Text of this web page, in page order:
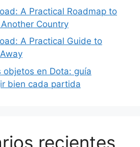
A Practical Roadmap to
Country
A Practical Guide to
objetos en Dota: guía
bien cada partida
recientes